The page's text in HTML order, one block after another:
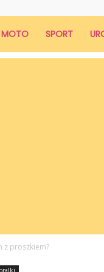
MOTO SPORT
z proszkiem?